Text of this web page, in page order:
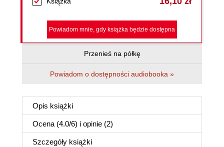
Powiadom mnie, gdy książka będzie dostępna
Przenieś na półkę
Powiadom o dostępności audiobooka »
Opis książki
Ocena (4.0/6) i opinie (2)
Szczegóły książki